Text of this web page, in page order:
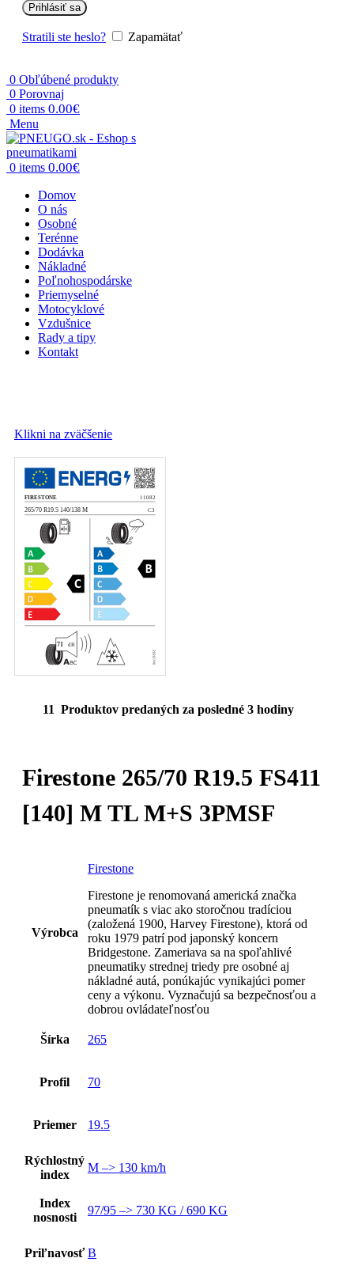
Prihlásiť sa
Stratili ste heslo? Zapamätať
0 Obľúbené produkty
0 Porovnaj
0 items 0.00€
Menu
0 items 0.00€
Domov
O nás
Osobné
Terénne
Dodávka
Nákladné
Poľnohospodárske
Priemyselné
Motocyklové
Vzdušnice
Rady a tipy
Kontakt
Klikni na zväčšenie
11 Produktov predaných za posledné 3 hodiny
Firestone 265/70 R19.5 FS411
[140] M TL M+S 3PMSF
Výrobca
Firestone
Firestone je renomovaná americká značka
pneumatík s viac ako storočnou tradíciou
(založená 1900, Harvey Firestone), ktorá od
roku 1979 patrí pod japonský koncern
Bridgestone. Zameriava sa na spoľahlivé
pneumatiky strednej triedy pre osobné aj
nákladné autá, ponúkajúc vynikajúci pomer
ceny a výkonu. Vyznačujú sa bezpečnosťou a
dobrou ovládateľnosťou
Šírka 265
Profil 70
Priemer 19.5
Rýchlostný
index
M –> 130 km/h
Index
nosnosti
97/95 –> 730 KG / 690 KG
Priľnavosť B